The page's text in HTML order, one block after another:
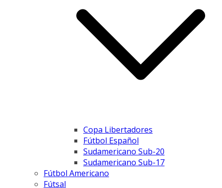
Copa Libertadores
Fútbol Español
Sudamericano Sub-20
Sudamericano Sub-17
Fútbol Americano
Fútsal